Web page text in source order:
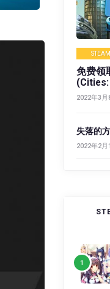
STEAM
免费领
2022年3月
失落的
2022年2月